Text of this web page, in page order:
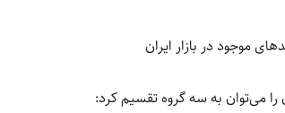
موجود در بازار ایران
را می‌توان به سه گروه تقسیم کرد: